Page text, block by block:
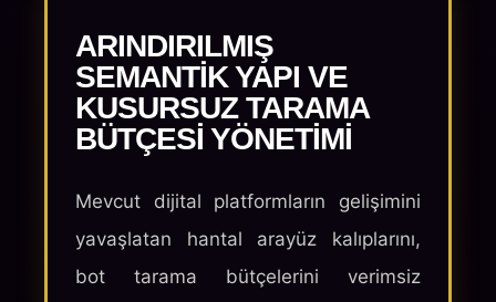
ARINDIRILMIŞ
SEMANTIK YAPI VE
KUSURSUZ TARAMA
BÜTÇESI YÖNETIMI
Mevcut dijital platformların gelişimini
yavaşlatan hantal arayüz kalıplarını,
bot tarama bütçelerini verimsiz